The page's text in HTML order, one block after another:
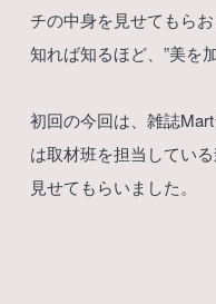
チの中身を見せてもらお
知れば知るほど、”美を
初回の今回は、雑誌
は取材班を担当してい
見せてもらいました。